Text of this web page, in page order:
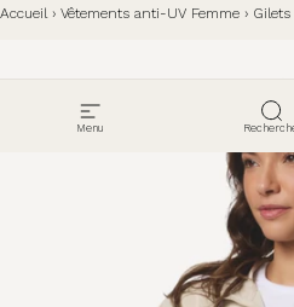
Menu
Accueil› Vêtements anti-UV Femme ›